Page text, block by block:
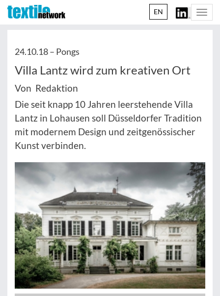
EN
24.10.18 – Pongs
Villa Lantz wird zum kreativen Ort
Von Redaktion
Die seit knapp 10 Jahren leerstehende Villa
Lantz in Lohausen soll Düsseldorfer Tradition
mit modernem Design und zeitgenössischer
Kunst verbinden.